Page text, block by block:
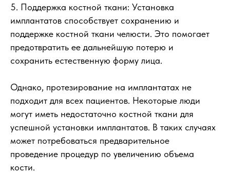
5. Поддержка костной ткани: Установка
имплантатов способствует сохранению и
поддержке костной ткани челюсти. Это помогает
предотвратить ее дальнейшую потерю и
сохранить естественную форму лица.
Однако, протезирование на имплантатах не
подходит для всех пациентов. Некоторые люди
могут иметь недостаточно костной ткани для
успешной установки имплантатов. В таких случаях
может потребоваться предварительное
проведение процедур по увеличению объема
кости.